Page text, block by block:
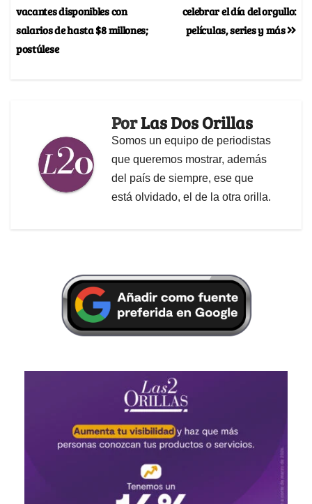
celebrar el día del orgullo:
películas, series y más
vacantes disponibles con
salarios de hasta $8 millones;
postúlese
PorLas Dos Orillas
Somos un equipo de periodistas
que queremos mostrar, además
del país de siempre, ese que
está olvidado, el de la otra orilla.